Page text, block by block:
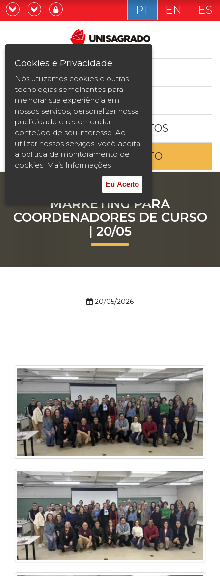
Graduação
Pós-graduação e MBA
Curta Duração
Vestibular
2ª Graduação
Transferência
Reingresso
Prouni
UATI
Já sou estudande
Quero ser estudante
PT EN ES
ESTUDE AQUI
BOLSAS E DESCONTOS
ENTRE EM CONTATO
MARKETING PARA
COORDENADORES DE CURSO
| 20/05
20/05/2026
Cookies e Privacidade
Nós utilizamos cookies e outras
tecnologias semelhantes para
melhorar sua experiência em
nossos serviços, personalizar nossa
publicidade e recomendar
conteúdo de seu interesse. Ao
utilizar nossos serviços, você aceita
a política de monitoramento de
cookies. Mais Informações
Eu Aceito